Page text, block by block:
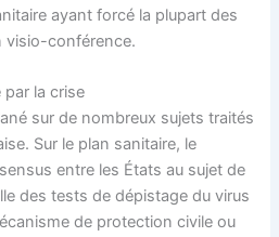
ayant forcé la plupart des
visio-conférence.
par la crise
sur de nombreux sujets traités
Sur le plan sanitaire, le
entre les États au sujet de
des tests de dépistage du virus
de protection civile ou